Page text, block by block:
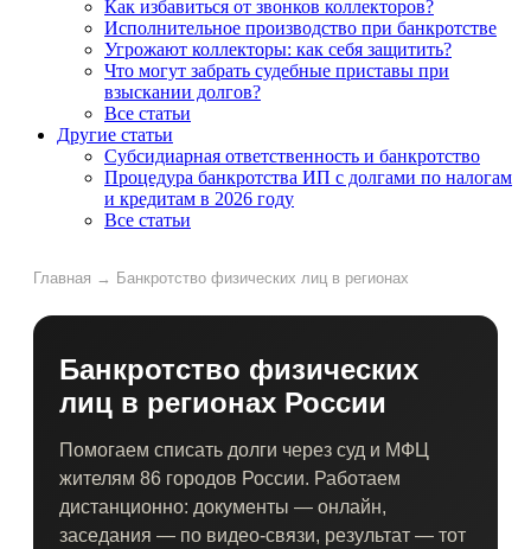
Как избавиться от звонков коллекторов?
Исполнительное производство при банкротстве
Угрожают коллекторы: как себя защитить?
Что могут забрать судебные приставы при
взыскании долгов?
Все статьи
Другие статьи
Субсидиарная ответственность и банкротство
Процедура банкротства ИП с долгами по налогам
и кредитам в 2026 году
Все статьи
Главная → Банкротство физических лиц в регионах
Банкротство физических
лиц в регионах России
Помогаем списать долги через суд и МФЦ
жителям 86 городов России. Работаем
дистанционно: документы — онлайн,
заседания — по видео-связи, результат — тот